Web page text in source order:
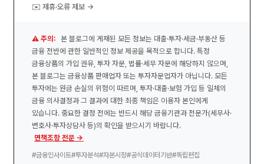
✉️ 제휴·오류 제보 →
⚠️ 주의: 본 블로그에 게재된 모든 정보는 대출·투자·세금·부동산 등
금융 전반에 관한 일반적인 정보 제공을 목적으로 합니다. 특정
금융상품의 가입 권유, 투자 자문, 법률·세무 자문에 해당하지 않으며,
본 블로그는 금융상품 판매업자 또는 투자자문업자가 아닙니다. 모든
투자에는 원금 손실의 위험이 따르며, 투자·대출·보험 가입 등 일체의
금융 의사결정과 그 결과에 대한 최종 책임은 이용자 본인에게
있습니다. 중요한 결정 전에는 반드시 해당 금융기관과 전문가(세무사·
변호사·투자상담사 등)의 확인을 받으시기 바랍니다.
면책조항 전문 →
#금융인사이트#투자분석#자본시장#공식데이터기반#독립편집